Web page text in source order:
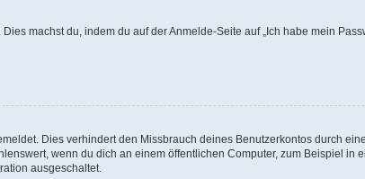
machst du, indem du auf der Anmelde-Seite auf „Ich habe mein
Dies verhindert den Missbrauch deines Benutzerkontos durch
wenn du dich an einem öffentlichen Computer, zum Beispiel in
ausgeschaltet.